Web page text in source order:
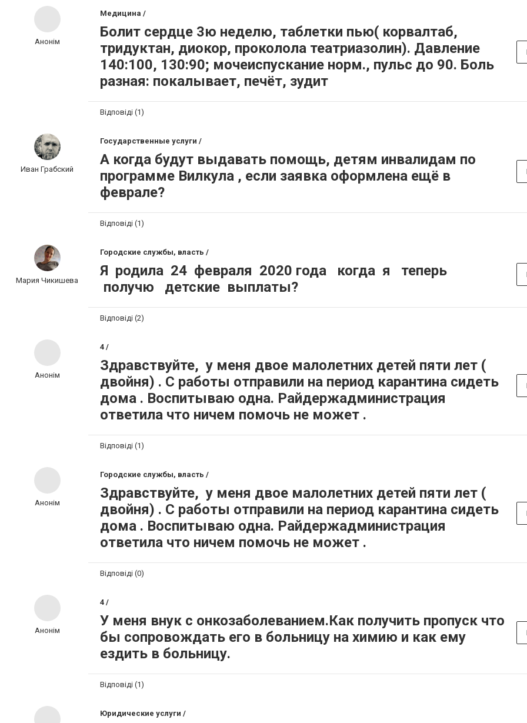
Анонім
Медицина /
Болит сердце 3ю неделю, таблетки пью( корвалтаб,
тридуктан, диокор, проколола театриазолин). Давление
140:100, 130:90; мочеиспускание норм., пульс до 90. Боль
разная: покалывает, печёт, зудит
Відповіді (1)
Иван Грабский
Государственные услуги /
А когда будут выдавать помощь, детям инвалидам по
программе Вилкула , если заявка оформлена ещё в
феврале?
Відповіді (1)
Мария Чикишева
Городские службы, власть /
Я родила 24 февраля 2020 года когда я теперь
получю детские выплаты?
Відповіді (2)
Анонім
4 /
Здравствуйте, у меня двое малолетних детей пяти лет (
двойня) . С работы отправили на период карантина сидеть
дома . Воспитываю одна. Райдержадминистрация
ответила что ничем помочь не может .
Відповіді (1)
Анонім
Городские службы, власть /
Здравствуйте, у меня двое малолетних детей пяти лет (
двойня) . С работы отправили на период карантина сидеть
дома . Воспитываю одна. Райдержадминистрация
ответила что ничем помочь не может .
Відповіді (0)
Анонім
4 /
У меня внук с онкозаболеванием.Как получить пропуск что
бы сопровождать его в больницу на химию и как ему
ездить в больницу.
Відповіді (1)
Юридические услуги /